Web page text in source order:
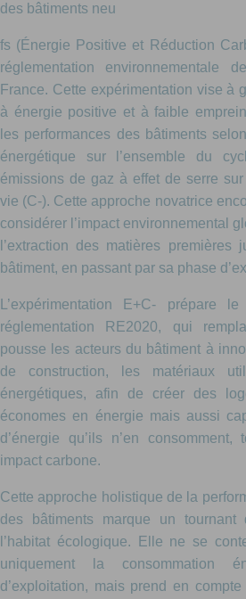
des bâtiments neu
fs (Énergie Positive et Réduction
réglementation environnementale
France. Cette expérimentation vise à
à énergie positive et à faible
les performances des bâtiments
énergétique sur l’ensemble du
émissions de gaz à effet de serre
vie (C-). Cette approche novatrice
considérer l’impact environnemental
l’extraction des matières
bâtiment, en passant par sa phase
L’expérimentation E+C- prépare
réglementation RE2020, qui
pousse les acteurs du bâtiment à
de construction, les matériaux
énergétiques, afin de créer des
économes en énergie mais aussi
d’énergie qu’ils n’en
impact carbone.
Cette approche holistique de la
des bâtiments marque un
l’habitat écologique. Elle ne se
uniquement la consommation
d’exploitation, mais prend en